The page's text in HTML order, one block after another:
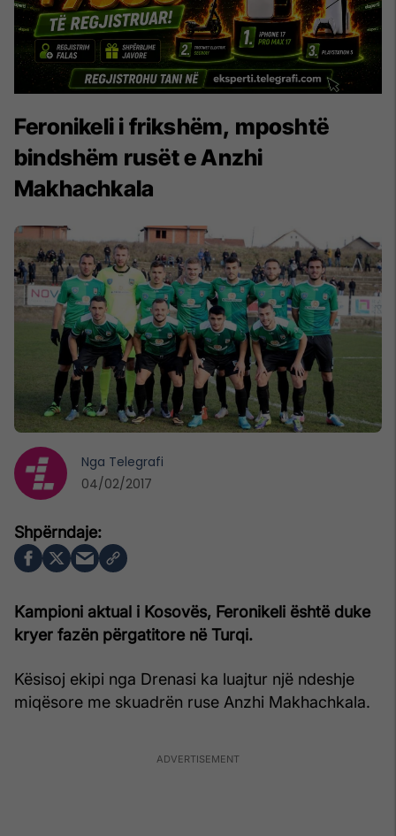
Feronikeli i frikshëm, mposhtë
bindshëm rusët e Anzhi
Makhachkala
Kampioni aktual i Kosovës, Feronikeli është duke
kryer fazën përgatitore në Turqi.
Kësisoj ekipi nga Drenasi ka luajtur një ndeshje
miqësore me skuadrën ruse Anzhi Makhachkala.
Nga Telegrafi
04/02/2017